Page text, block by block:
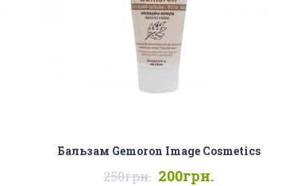
Бальзам Gemoron Image Cosmetics
250грн. 200грн.